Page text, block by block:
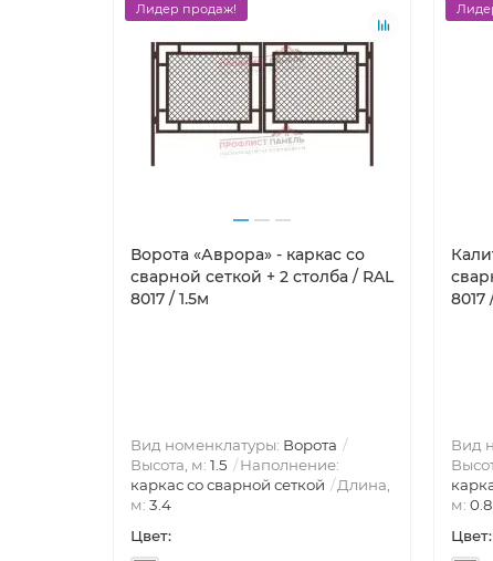
Лидер продаж!
Ворота «Аврора» - каркас со
сварной сеткой + 2 столба / RAL
8017 / 1.5м
Вид номенклатуры: Ворота
Высота, м: 1.5
Наполнение:
каркас со сварной сеткой
Длина,
м: 3.4
Цвет:
8017
Вид
м: 0.8
Цвет: